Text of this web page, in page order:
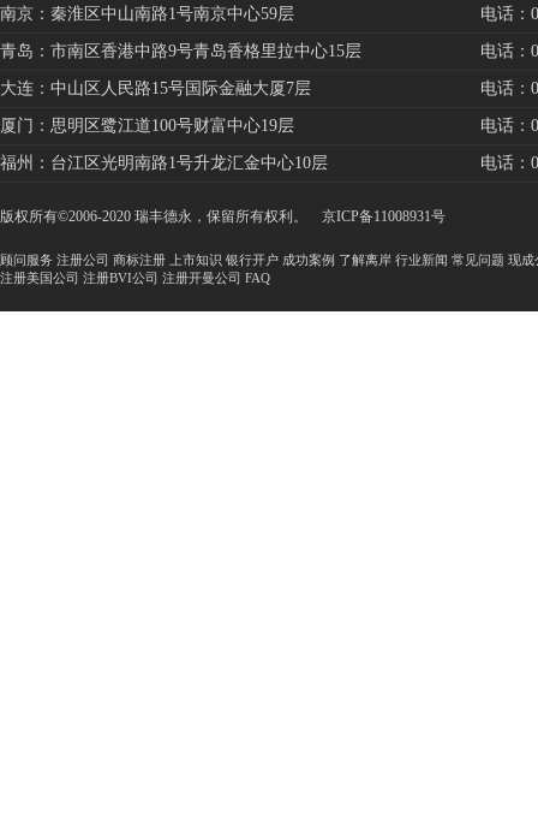
南京：秦淮区中山南路1号南京中心59层 电话：
青岛：市南区香港中路9号青岛香格里拉中心15层 电话：
大连：中山区人民路15号国际金融大厦7层 电话：
厦门：思明区鹭江道100号财富中心19层 电话：
福州：台江区光明南路1号升龙汇金中心10层 电话：
版权所有©2006-2020 瑞丰德永，保留所有权利。 京ICP备11008931号
顾问服务 注册公司 商标注册 上市知识 银行开户 成功案例 了解离岸 行业新闻 常见问题 现成
注册美国公司 注册BVI公司 注册开曼公司 FAQ